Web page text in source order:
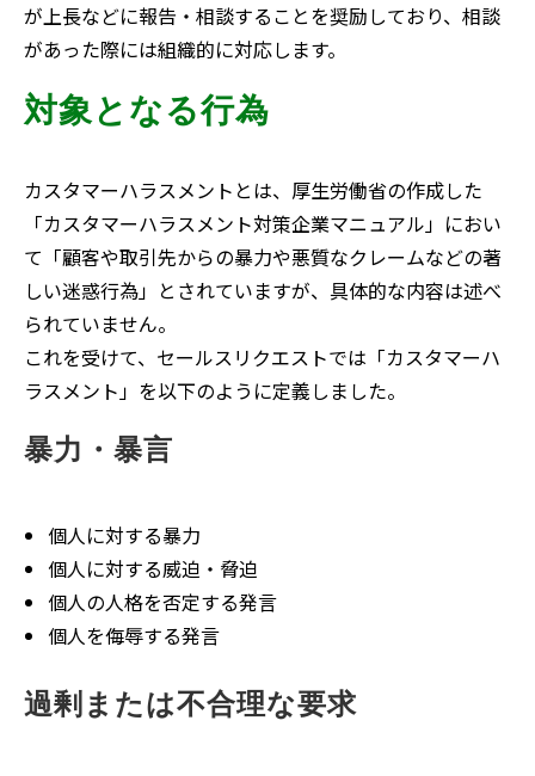
が上長などに報告・相談することを奨励しており、相談
があった際には組織的に対応します。
対象となる行為
カスタマーハラスメントとは、厚生労働省の作成した
「カスタマーハラスメント対策企業マニュアル」におい
て「顧客や取引先からの暴力や悪質なクレームなどの著
しい迷惑行為」とされていますが、具体的な内容は述べ
られていません。
これを受けて、セールスリクエストでは「カスタマーハ
ラスメント」を以下のように定義しました。
暴力・暴言
個人に対する暴力
個人に対する威迫・脅迫
個人の人格を否定する発言
個人を侮辱する発言
過剰または不合理な要求